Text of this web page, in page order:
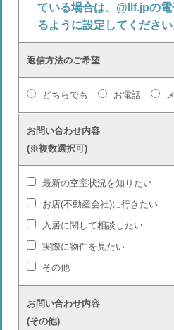
ている場合は、@llf.jpの
るように設定してください
返信方法のご希望
どちらでも お電話
お問い合わせ内容
(※複数選択可)
最新の空室状況を知りたい
お店(不動産会社)に行きたい
入居に関して相談したい
実際に物件を見たい
その他
お問い合わせ内容
(その他)